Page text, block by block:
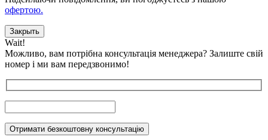
офертою.
Закрыть
Wait!
Можливо, вам потрібна консультація менеджера? Залиште свій
номер і ми вам передзвонимо!